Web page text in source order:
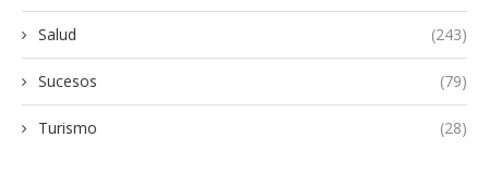
Salud (243)
Sucesos (79)
Turismo (28)